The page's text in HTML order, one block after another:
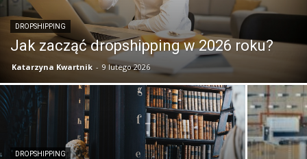
DROPSHIPPING
Jak zacząć dropshipping w 2026 roku?
Katarzyna Kwartnik - 9 lutego 2026
DROPSHIPPING